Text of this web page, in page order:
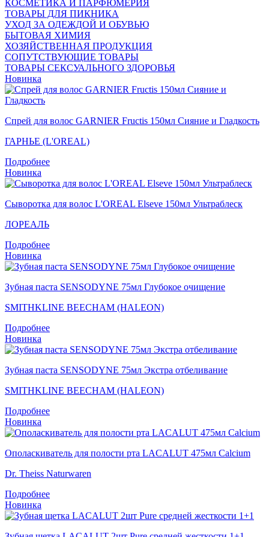
КОСМЕТИКА И ПАРФЮМЕРИЯ
ТОВАРЫ ДЛЯ ПИКНИКА
УХОД ЗА ОДЕЖДОЙ И ОБУВЬЮ
БЫТОВАЯ ХИМИЯ
ХОЗЯЙСТВЕННАЯ ПРОДУКЦИЯ
СОПУТСТВУЮЩИЕ ТОВАРЫ
ТОВАРЫ СЕКСУАЛЬНОГО ЗДОРОВЬЯ
Новинка
Спрей для волос GARNIER Fructis 150мл Сияние и Гладкость
ГАРНЬЕ (L'OREAL)
Подробнее
Новинка
Сыворотка для волос L'OREAL Elseve 150мл Ультраблеск
ЛОРЕАЛЬ
Подробнее
Новинка
Зубная паста SENSODYNE 75мл Глубокое очищение
SMITHKLINE BEECHAM (HALEON)
Подробнее
Новинка
Зубная паста SENSODYNE 75мл Экстра отбеливание
SMITHKLINE BEECHAM (HALEON)
Подробнее
Новинка
Ополаскиватель для полости рта LACALUT 475мл Calcium
Dr. Theiss Naturwaren
Подробнее
Новинка